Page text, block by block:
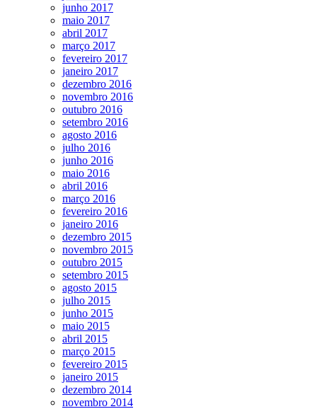
junho 2017
maio 2017
abril 2017
março 2017
fevereiro 2017
janeiro 2017
dezembro 2016
novembro 2016
outubro 2016
setembro 2016
agosto 2016
julho 2016
junho 2016
maio 2016
abril 2016
março 2016
fevereiro 2016
janeiro 2016
dezembro 2015
novembro 2015
outubro 2015
setembro 2015
agosto 2015
julho 2015
junho 2015
maio 2015
abril 2015
março 2015
fevereiro 2015
janeiro 2015
dezembro 2014
novembro 2014